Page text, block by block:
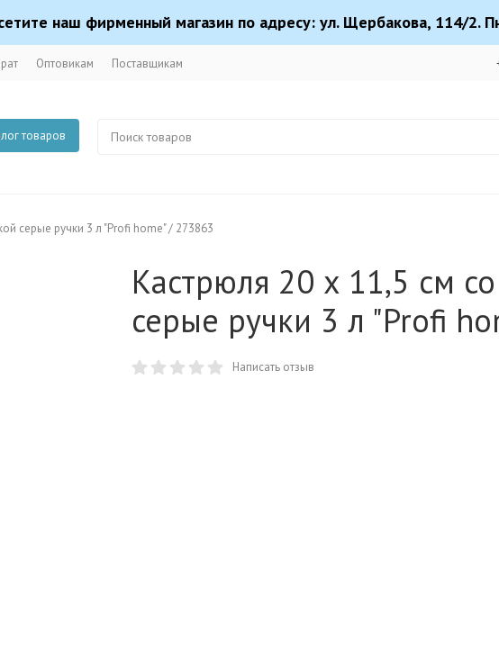
наш фирменный магазин по адресу: ул. Щербакова, 114/2.
Оптовикам Поставщикам
товаров
серые ручки 3 л "Profi home" / 273863
Кастрюля 20 x 11,5 см
серые ручки 3 л "Profi
Написать отзыв